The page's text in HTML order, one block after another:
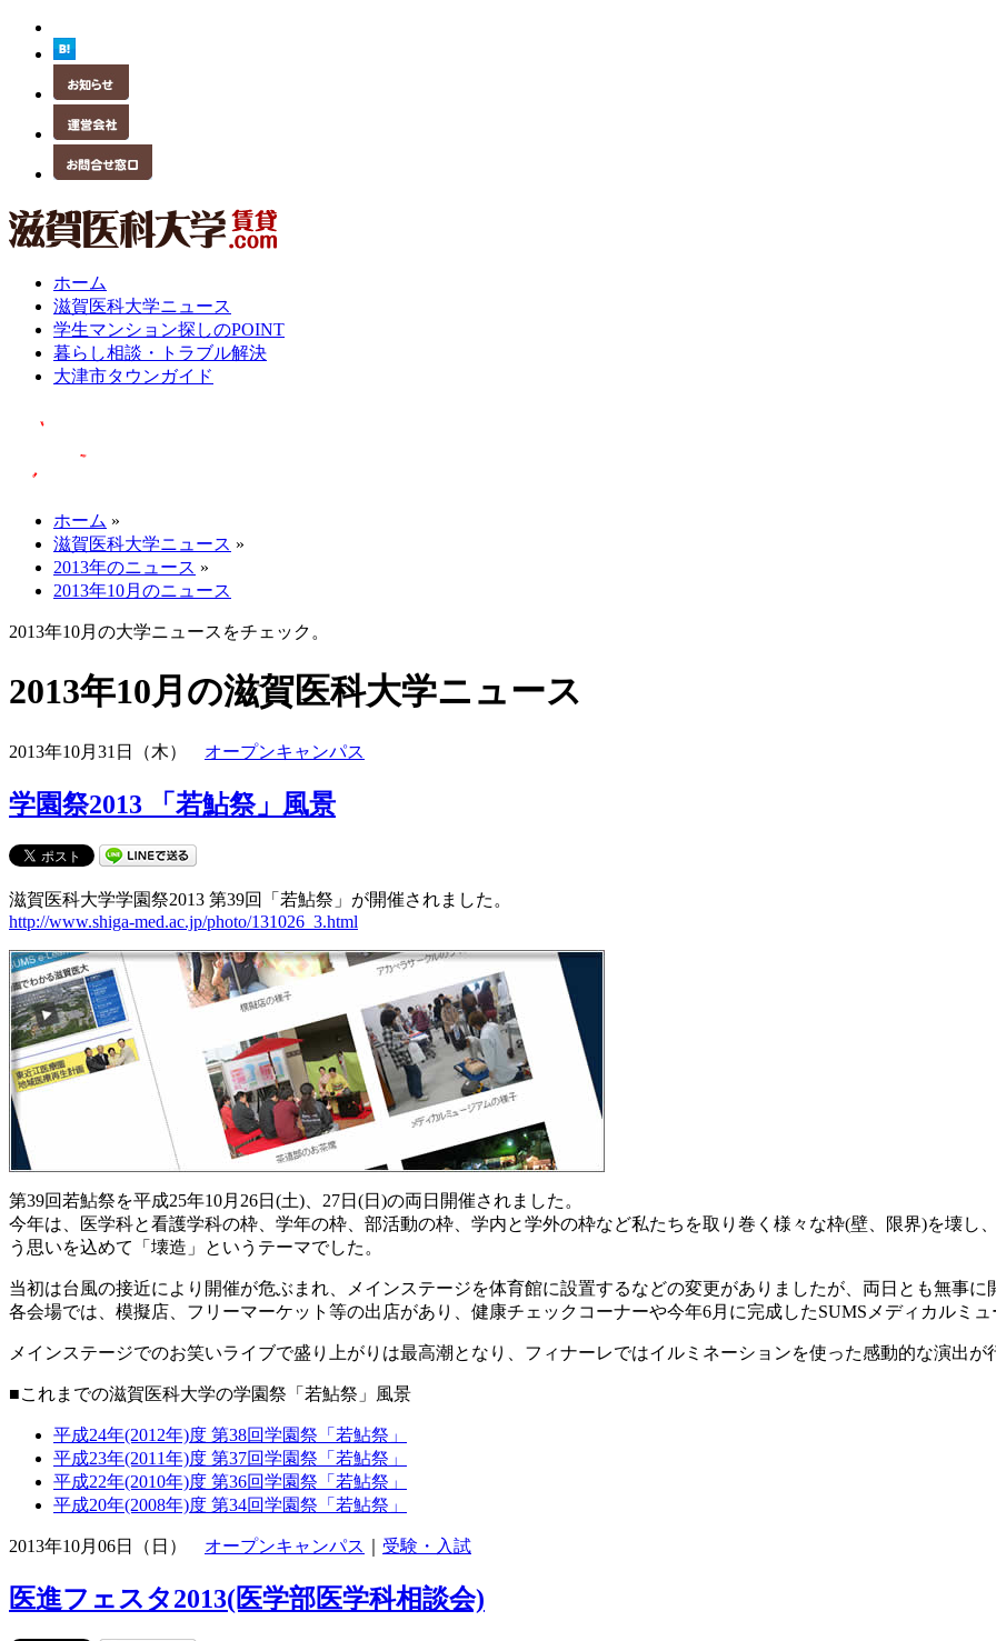
ホーム
滋賀医科大学ニュース
学生マンション探しのPOINT
暮らし相談・トラブル解決
大津市タウンガイド
ホーム »
滋賀医科大学ニュース »
2013年のニュース »
2013年10月のニュース
2013年10月の大学ニュースをチェック。
2013年10月の滋賀医科大学ニュース
2013年10月31日（木） オープンキャンパス
学園祭2013 「若鮎祭」風景
滋賀医科大学学園祭2013 第39回「若鮎祭」が開催されました。
http://www.shiga-med.ac.jp/photo/131026_3.html
第39回若鮎祭を平成25年10月26日(土)、27日(日)の両日開催されました。
今年は、医学科と看護学科の枠、学年の枠、部活動の枠、学内と学外の枠など私たちを取り巻く様々な枠(壁、限界)を壊し
う思いを込めて「壊造」というテーマでした。
当初は台風の接近により開催が危ぶまれ、メインステージを体育館に設置するなどの変更がありましたが、両日とも無事に
各会場では、模擬店、フリーマーケット等の出店があり、健康チェックコーナーや今年6月に完成したSUMSメディカルミ
メインステージでのお笑いライブで盛り上がりは最高潮となり、フィナーレではイルミネーションを使った感動的な演出が
■これまでの滋賀医科大学の学園祭「若鮎祭」風景
平成24年(2012年)度 第38回学園祭「若鮎祭」
平成23年(2011年)度 第37回学園祭「若鮎祭」
平成22年(2010年)度 第36回学園祭「若鮎祭」
平成20年(2008年)度 第34回学園祭「若鮎祭」
2013年10月06日（日） オープンキャンパス 受験・入試
医進フェスタ2013(医学部医学科相談会)